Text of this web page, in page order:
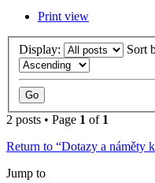
Print view
Display: Sort
2 posts • Page 1 of 1
Return to “Dotazy a náměty
Jump to